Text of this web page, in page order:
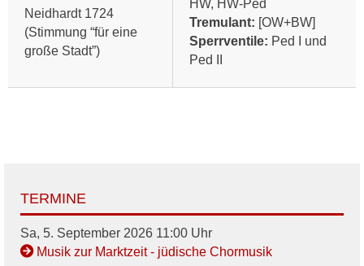
Neidhardt 1724
(Stimmung “für eine
große Stadt”)
HW, HW-Ped
Tremulant: [OW+BW]
Sperrventile: Ped I und
Ped II
TERMINE
Sa, 5. September 2026 11:00 Uhr
Musik zur Marktzeit - jüdische Chormusik